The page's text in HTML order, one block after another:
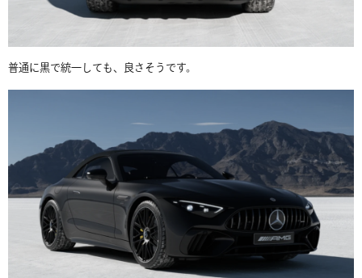
普通に黒で統一しても、良さそうです。